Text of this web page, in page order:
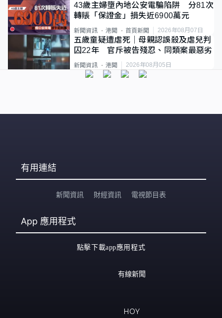
43歲主婦墮內地公安電騙陷阱 分81次
轉賬「保證金」損失近6900萬元
新聞資訊 港聞 首頁新聞 2026年08月07日
五歲童疑遭虐死｜母親認誤殺及虐兒判
囚22年 官斥被告殘忍、同類案最惡劣
新聞資訊 港聞 2026年08月05日
有用連結
新聞資訊 財經資訊 電視節目表
App 應用程式
點擊下載app應用程式
有線新聞
HOY